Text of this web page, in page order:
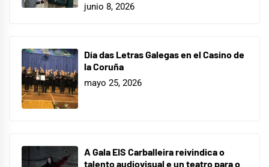
junio 8, 2026
Día das Letras Galegas en el Casino de
la Coruña
mayo 25, 2026
A Gala EIS Carballeira reivindica o
talento audiovisual e un teatro para o